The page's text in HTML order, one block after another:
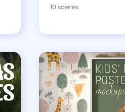
10 scenes